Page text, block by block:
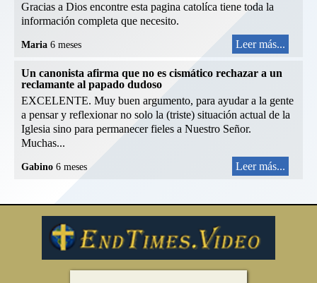
Gracias a Dios encontre esta pagina catolíca tiene toda la
información completa que necesito.
Maria 6 meses Leer más...
Un canonista afirma que no es cismático rechazar a un
reclamante al papado dudoso
EXCELENTE. Muy buen argumento, para ayudar a la gente
a pensar y reflexionar no solo la (triste) situación actual de la
Iglesia sino para permanecer fieles a Nuestro Señor.
Muchas...
Gabino 6 meses Leer más...